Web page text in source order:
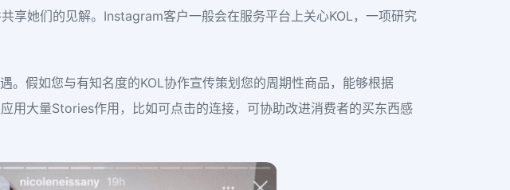
享她们的见解。Instagram客户一般会在服务平台上关心KOL，一项研究
。假如您与有知名度的KOL协作宣传策划您的周期性商品，能够根据
用大量Stories作用，比如可点击的连接，可协助改进消费者的买东西感